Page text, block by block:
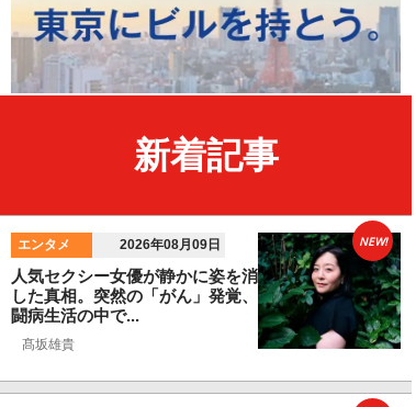
新着記事
エンタメ 2026年08月09日
人気セクシー女優が静かに姿を消
した真相。突然の「がん」発覚、
闘病生活の中で...
髙坂雄貴
NEW!